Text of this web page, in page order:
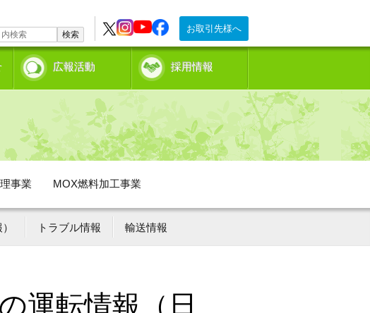
お取引先様へ
検索
広報活動 採用情報
事業 MOX燃料加工事業
トラブル情報 輸送情報
運転情報（日